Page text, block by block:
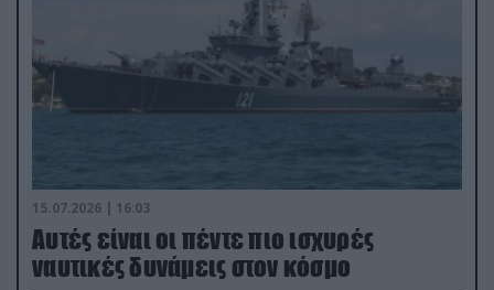
15.07.2026 | 16:03
Aυτές είναι οι πέντε πιο ισχυρές
ναυτικές δυνάμεις στον κόσμο